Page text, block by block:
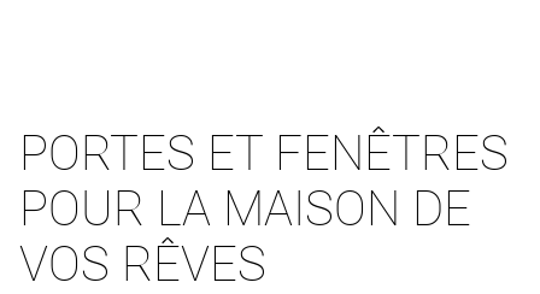
PORTES ET FENÊTRES
POUR LA MAISON DE
VOS RÊVES